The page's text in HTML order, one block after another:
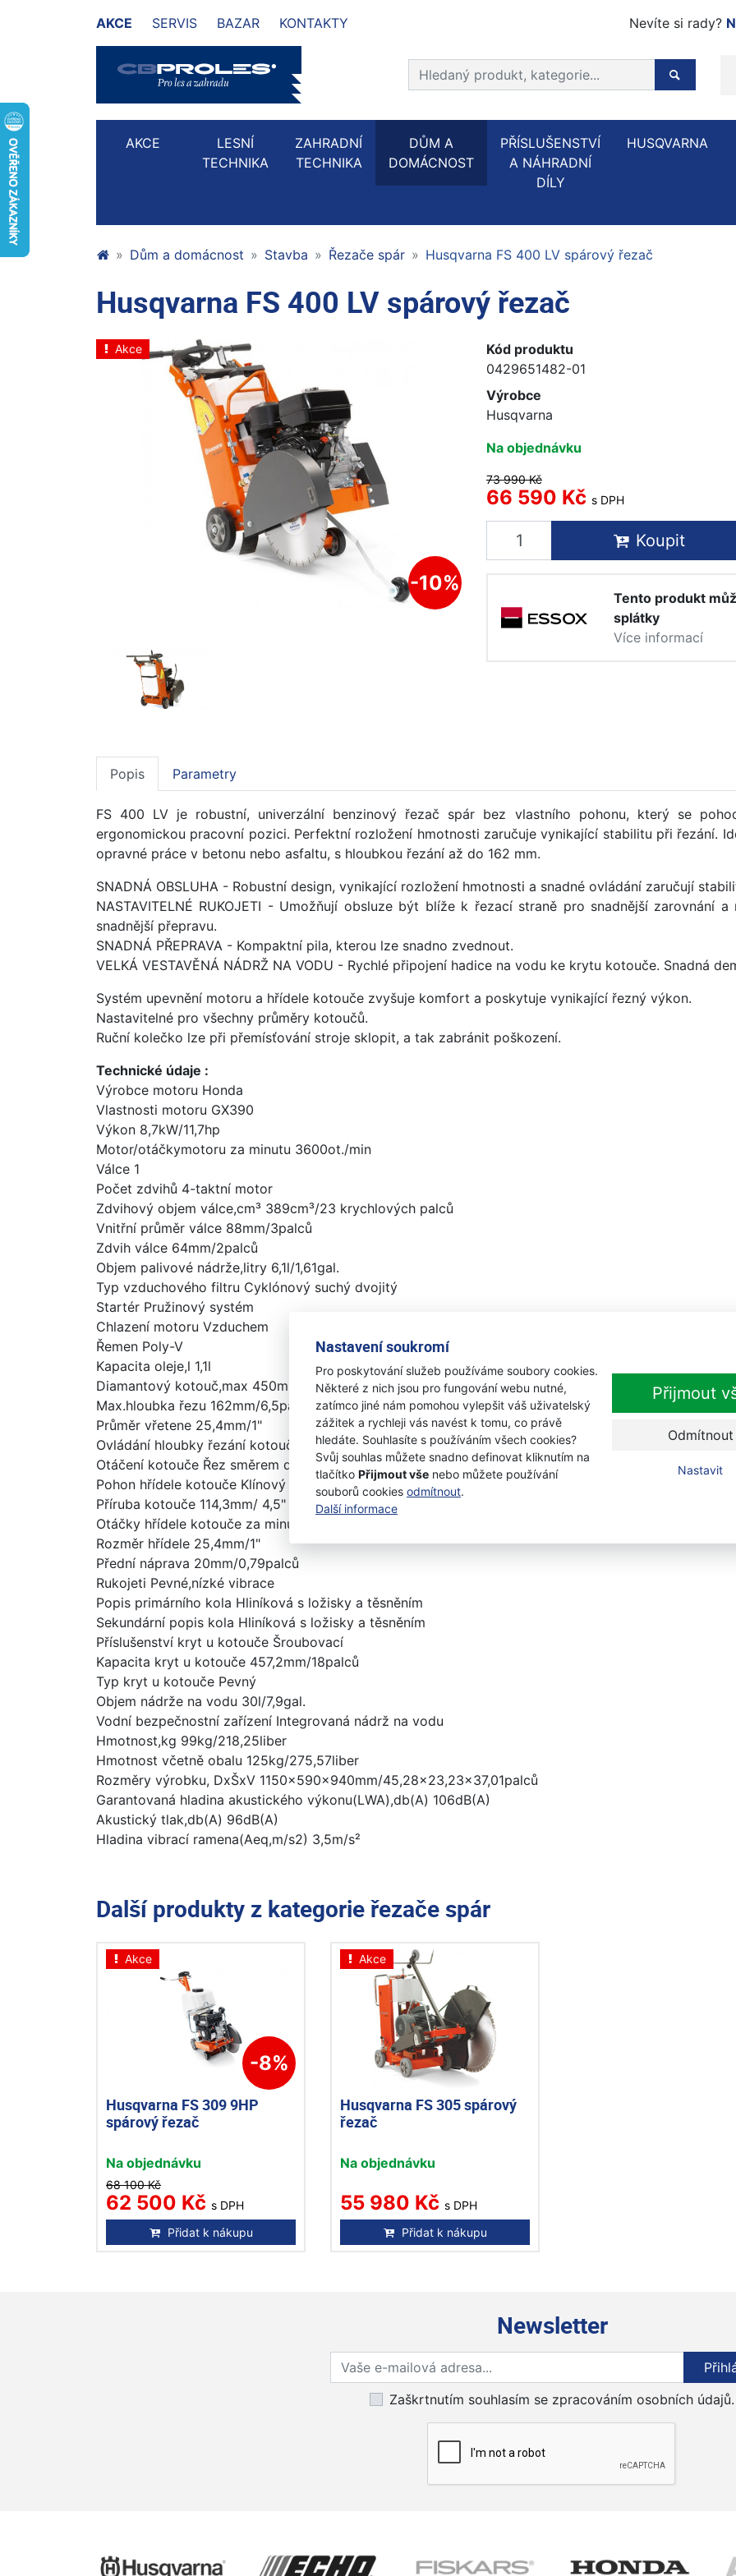
Nastavení soukromí
Pro poskytování služeb používáme soubory cookies.
Některé z nich jsou pro fungování webu nutné,
zatímco jiné nám pomohou vylepšit váš uživatelský
zážitek a rychleji vás navést k tomu, co právě
hledáte. Souhlasíte s používáním všech cookies?
Svůj souhlas můžete snadno definovat kliknutím na
tlačítko Přijmout vše nebo můžete používání
souborů cookies odmítnout.
Další informace
Přijmout
Odmítnout
Nastavit
AKCE SERVIS BAZAR KONTAKTY Nevíte si rady?
Prohledat web
Hledaný
AKCE
LESNÍ
TECHNIKA
ZAHRADNÍ
TECHNIKA
DŮM A
DOMÁCNOST
PŘÍSLUŠENSTVÍ
A NÁHRADNÍ
DÍLY
HUSQVARNA
Dům a domácnost Stavba Řezače spár Husqvarna FS 400 LV spárový řezač
Husqvarna FS 400 LV spárový řezač
Akce
-10%
Kód produktu
0429651482-01
Výrobce
Husqvarna
Na objednávku
73 990 Kč
66 590 Kč s DPH
Koupit
Tento produkt
splátky
Více informací
Popis Parametry
FS 400 LV je robustní, univerzální benzinový řezač spár bez vlastního pohonu, který se
ergonomickou pracovní pozici. Perfektní rozložení hmotnosti zaručuje vynikající stabilitu při řezání.
opravné práce v betonu nebo asfaltu, s hloubkou řezání až do 162 mm.
SNADNÁ OBSLUHA - Robustní design, vynikající rozložení hmotnosti a snadné ovládání zaručují
NASTAVITELNÉ RUKOJETI - Umožňují obsluze být blíže k řezací straně pro snadnější zarovnání
snadnější přepravu.
SNADNÁ PŘEPRAVA - Kompaktní pila, kterou lze snadno zvednout.
VELKÁ VESTAVĚNÁ NÁDRŽ NA VODU - Rychlé připojení hadice na vodu ke krytu kotouče. Snadná
Systém upevnění motoru a hřídele kotouče zvyšuje komfort a poskytuje vynikající řezný výkon.
Nastavitelné pro všechny průměry kotoučů.
Ruční kolečko lze při přemísťování stroje sklopit, a tak zabránit poškození.
Technické údaje :
Výrobce motoru Honda
Vlastnosti motoru GX390
Výkon 8,7kW/11,7hp
Motor/otáčkymotoru za minutu 3600ot./min
Válce 1
Počet zdvihů 4-taktní motor
Zdvihový objem válce,cm³ 389cm³/23 krychlových palců
Vnitřní průměr válce 88mm/3palců
Zdvih válce 64mm/2palců
Objem palivové nádrže,litry 6,1l/1,61gal.
Typ vzduchového filtru Cyklónový suchý dvojitý
Startér Pružinový systém
Chlazení motoru Vzduchem
Řemen Poly-V
Kapacita oleje,l 1,1l
Diamantový kotouč,max 450mm/18"
Max.hloubka řezu 162mm/6,5palců
Průměr vřetene 25,4mm/1"
Ovládání hloubky řezání kotouče Ruční kolečko
Otáčení kotouče Řez směrem dolů
Pohon hřídele kotouče Klínový řemen Poly-V
Příruba kotouče 114,3mm/ 4,5"
Otáčky hřídele kotouče za minutu 3000ot./min
Rozměr hřídele 25,4mm/1"
Přední náprava 20mm/0,79palců
Rukojeti Pevné,nízké vibrace
Popis primárního kola Hliníková s ložisky a těsněním
Sekundární popis kola Hliníková s ložisky a těsněním
Příslušenství kryt u kotouče Šroubovací
Kapacita kryt u kotouče 457,2mm/18palců
Typ kryt u kotouče Pevný
Objem nádrže na vodu 30l/7,9gal.
Vodní bezpečnostní zařízení Integrovaná nádrž na vodu
Hmotnost,kg 99kg/218,25liber
Hmotnost včetně obalu 125kg/275,57liber
Rozměry výrobku, DxŠxV 1150x590x940mm/45,28x23,23x37,01palců
Garantovaná hladina akustického výkonu(LWA),db(A) 106dB(A)
Akustický tlak,db(A) 96dB(A)
Hladina vibrací ramena(Aeq,m/s2) 3,5m/s²
Další produkty z kategorieřezače spár
Akce
-8%
Husqvarna FS 309 9HP
spárový řezač
Na objednávku
68 100 Kč
62 500 Kč s DPH
Přidat k nákupu
Akce
Husqvarna FS 305 spárový
řezač
Na objednávku
55 980 Kč s DPH
Přidat k nákupu
Newsletter
Přihlaste se k odběru novinek
Zaškrtnutím souhlasím se zpracováním osobních údajů.